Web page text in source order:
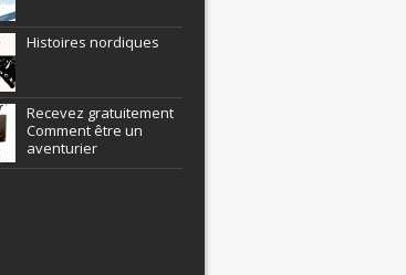
Histoires nordiques
Recevez gratuitement
Comment être un
aventurier